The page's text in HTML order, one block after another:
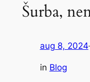
Šurba,
aug 8, 2024
in Blog